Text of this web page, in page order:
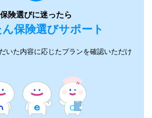
保険選びに迷ったら
保険選びサポート
いた内容に応じたプランを確認いただけ